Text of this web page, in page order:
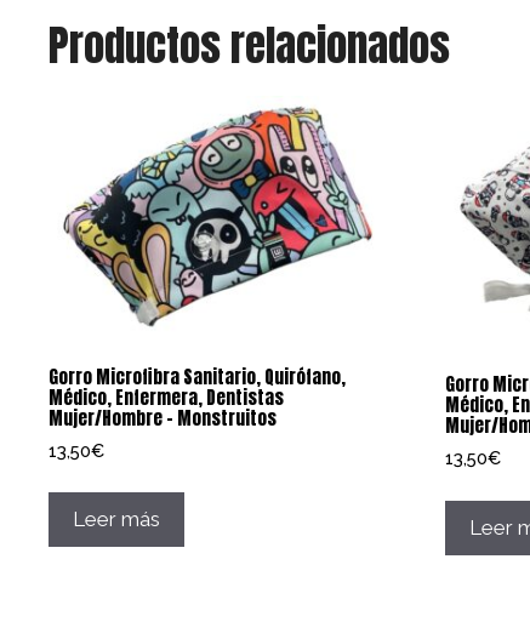
Productos relacionados
Gorro Microfibra Sanitario, Quirófano,
Médico, Enfermera, Dentistas
Mujer/Hombre – Monstruitos
13,50€
Leer más
Gorro
Médico,
Mujer/
13,50€
Leer